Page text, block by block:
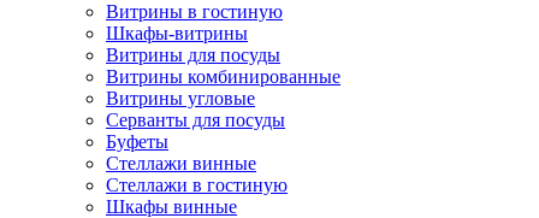
Витрины в гостиную
Шкафы-витрины
Витрины для посуды
Витрины комбинированные
Витрины угловые
Серванты для посуды
Буфеты
Стеллажи винные
Стеллажи в гостиную
Шкафы винные